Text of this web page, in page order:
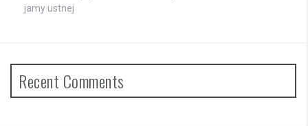
jamy ustnej
Recent Comments